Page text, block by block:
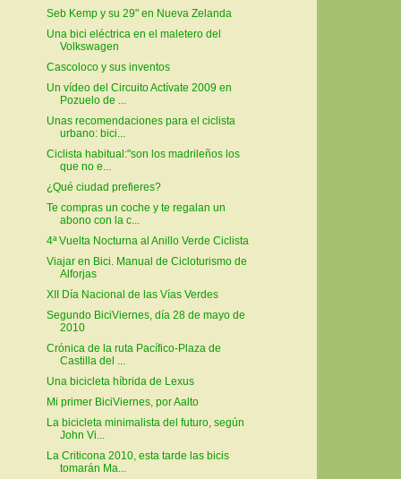
Seb Kemp y su 29" en Nueva Zelanda
Una bici eléctrica en el maletero del
Volkswagen
Cascoloco y sus inventos
Un vídeo del Circuito Actívate 2009 en
Pozuelo de ...
Unas recomendaciones para el ciclista
urbano: bici...
Ciclista habitual:"son los madrileños los
que no e...
¿Qué ciudad prefieres?
Te compras un coche y te regalan un
abono con la c...
4ª Vuelta Nocturna al Anillo Verde Ciclista
Viajar en Bici. Manual de Cicloturismo de
Alforjas
XII Día Nacional de las Vías Verdes
Segundo BiciViernes, día 28 de mayo de
2010
Crónica de la ruta Pacífico-Plaza de
Castilla del ...
Una bicicleta híbrida de Lexus
Mi primer BiciViernes, por Aalto
La bicicleta minimalista del futuro, según
John Vi...
La Criticona 2010, esta tarde las bicis
tomarán Ma...